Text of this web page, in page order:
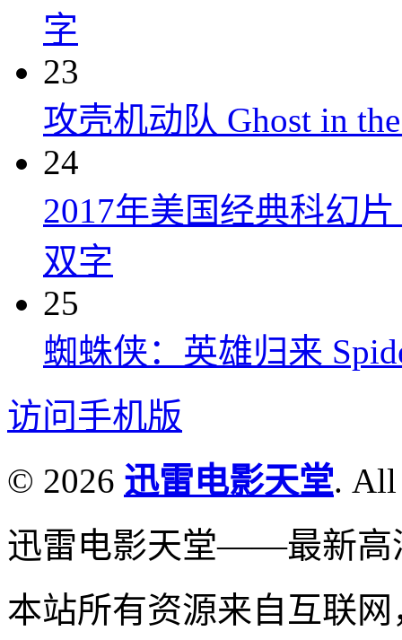
字
23
攻壳机动队 Ghost in
24
2017年美国经典科幻
双字
25
蜘蛛侠：英雄归来
访问手机版
© 2026 迅雷电影天堂. All
迅雷电影天堂——最新高
本站所有资源来自互联